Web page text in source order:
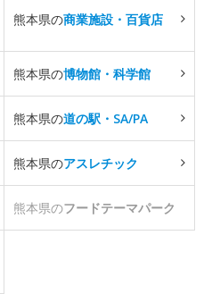
熊本県の商業施設・百貨店
熊本県の博物館・科学館
熊本県の道の駅・SA/PA
熊本県のアスレチック
熊本県のフードテーマパーク